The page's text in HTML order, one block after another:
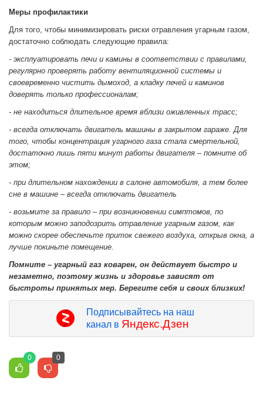
Меры профилактики
Для того, чтобы минимизировать риски отравления угарным газом,
достаточно соблюдать следующие правила:
- эксплуатировать печи и камины в соответствии с правилами,
регулярно проверять работу вентиляционной системы и
своевременно чистить дымоход, а кладку печей и каминов
доверять только профессионалам;
- не находиться длительное время вблизи оживленных трасс;
- всегда отключать двигатель машины в закрытом гараже. Для
того, чтобы концентрация угарного газа стала смертельной,
достаточно лишь пяти минут работы двигателя – помните об
этом;
- при длительном нахождении в салоне автомобиля, а тем более
сне в машине – всегда отключать двигатель
- возьмите за правило – при возникновении симптомов, по
которым можно заподозрить отравление угарным газом, как
можно скорее обеспечьте приток свежего воздуха, открыв окна, а
лучше покиньте помещение.
Помните – угарный газ коварен, он действует быстро и
незаметно, поэтому жизнь и здоровье зависят от
быстроты принятых мер. Берегите себя и своих близких!
Подписывайтесь на наш
канал в Яндекс.Дзен
0 0